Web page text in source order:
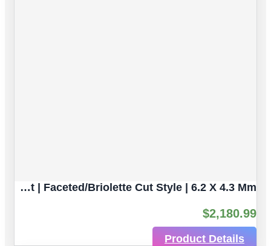
Light Greenish Yellow Sapphire Natural Gemstone | 4pc 3.80 Carat | Faceted/Briolette Cut Style | 6.2 X 4.3 Mm
$2,180.99
Product Details